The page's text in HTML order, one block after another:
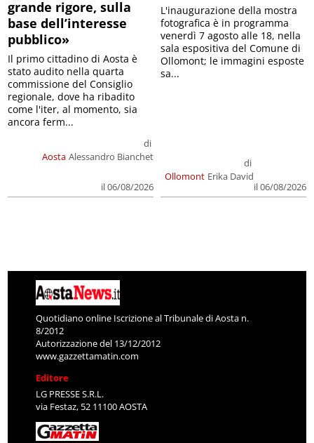
grande rigore, sulla
base dell’interesse
pubblico»
Aosta
di
Alessandro Bianchet
il 06/08/2026
Il primo cittadino di Aosta è
stato audito nella quarta
commissione del Consiglio
regionale, dove ha ribadito
come l'iter, al momento, sia
ancora ferm...
Ollomont
di
Erika David
il 06/08/2026
L'inaugurazione della mostra
fotografica è in programma
venerdì 7 agosto alle 18, nella
sala espositiva del Comune di
Ollomont; le immagini esposte
sa...
Quotidiano online Iscrizione al Tribunale di Aosta n.
8/2012
Autorizzazione del 13/12/2012
www.gazzettamatin.com
Editore
LG PRESSE S.R.L.
via Festaz, 52 11100 AOSTA